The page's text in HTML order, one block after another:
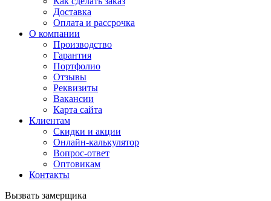
Доставка
Оплата и рассрочка
О компании
Производство
Гарантия
Портфолио
Отзывы
Реквизиты
Вакансии
Карта сайта
Клиентам
Скидки и акции
Онлайн-калькулятор
Вопрос-ответ
Оптовикам
Контакты
Вызвать замерщика